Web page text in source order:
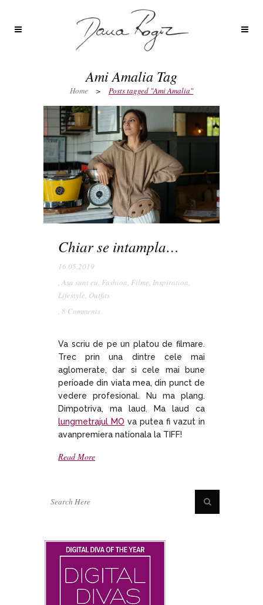
Ami Amalia Tag
Home > Posts tagged "Ami Amalia"
Chiar se intampla…
16.05.2019
, Asa sunt eu, Fashion, Filme, Inspiration,
Lifestyle, Outfits
, 8 Comments
Va scriu de pe un platou de filmare.
Trec prin una dintre cele mai
aglomerate, dar si cele mai bune
perioade din viata mea, din punct de
vedere profesional. Nu ma plang.
Dimpotriva, ma laud. Ma laud ca
lungmetrajul MO va putea fi vazut in
avanpremiera nationala la TIFF!
Read More